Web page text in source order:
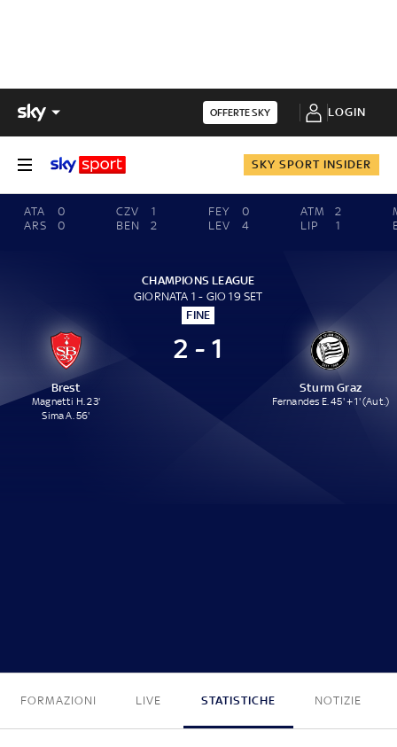
OFFERTE SKY LOGIN
SKY SPORT INSIDER
ATA
0
ARS
0
CZV
1
BEN
2
FEY
0
LEV
4
ATM
2
LIP
1
CHAMPIONS LEAGUE
GIORNATA 1 - GIO 19 SET
FINE
Brest
Magnetti H. 23'
Sima A. 56'
2 - 1
Sturm Graz
Fernandes E. 45' + 1' (Aut.)
FORMAZIONI LIVE STATISTICHE NOTIZIE